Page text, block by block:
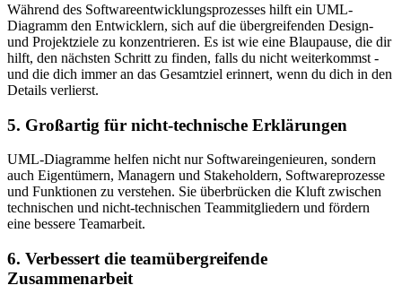
Während des Softwareentwicklungsprozesses hilft ein UML-
Diagramm den Entwicklern, sich auf die übergreifenden Design-
und Projektziele zu konzentrieren. Es ist wie eine Blaupause, die dir
hilft, den nächsten Schritt zu finden, falls du nicht weiterkommst -
und die dich immer an das Gesamtziel erinnert, wenn du dich in den
Details verlierst.
5. Großartig für nicht-technische Erklärungen
UML-Diagramme helfen nicht nur Softwareingenieuren, sondern
auch Eigentümern, Managern und Stakeholdern, Softwareprozesse
und Funktionen zu verstehen. Sie überbrücken die Kluft zwischen
technischen und nicht-technischen Teammitgliedern und fördern
eine bessere Teamarbeit.
6. Verbessert die teamübergreifende
Zusammenarbeit